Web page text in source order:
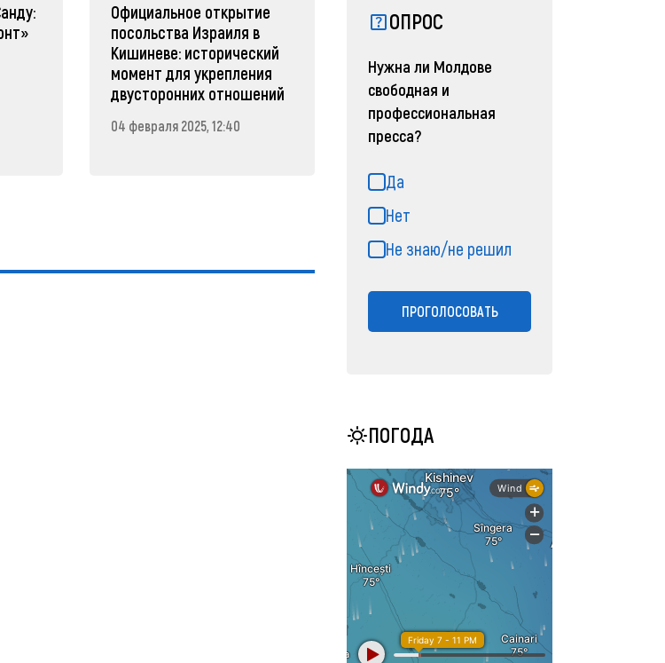
Официальное открытие
посольства Израиля в
Кишиневе: исторический
момент для укрепления
двусторонних отношений
04 февраля 2025, 12:40
Зеленский объявляет о
радикальной
04 февраля 2025, 11:49
ОПРОС
Нужна ли Молдове
свободная и
профессиональная
пресса?
Да
Нет
Не знаю/не решил
ПРОГОЛОСОВАТЬ
ПОГОДА